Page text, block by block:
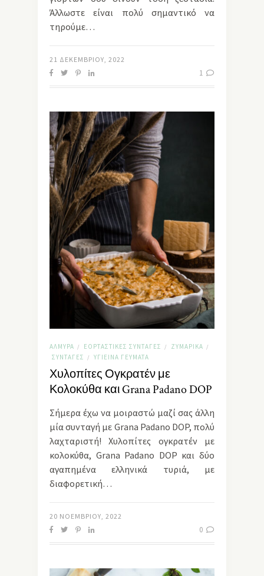
Άλλωστε είναι πολύ σημαντικό να
τηρούμε…
21 ΔΕΚΕΜΒΡΊΟΥ, 2022
1
ΑΛΜΥΡΆ / ΕΟΡΤΑΣΤΙΚΈΣ ΣΥΝΤΑΓΈΣ / ΖΥΜΑΡΙΚΆ /
ΣΥΝΤΑΓΈΣ / ΥΓΙΕΙΝΆ ΓΕΎΜΑΤΑ
Χυλοπίτες Ογκρατέν με
Κολοκύθα και Grana Padano DOP
Σήμερα έχω να μοιραστώ μαζί σας άλλη
μία συνταγή με Grana Padano DOP, πολύ
λαχταριστή! Χυλοπίτες ογκρατέν με
κολοκύθα, Grana Padano DOP και δύο
αγαπημένα ελληνικά τυριά, με
διαφορετική…
20 ΝΟΕΜΒΡΊΟΥ, 2022
0